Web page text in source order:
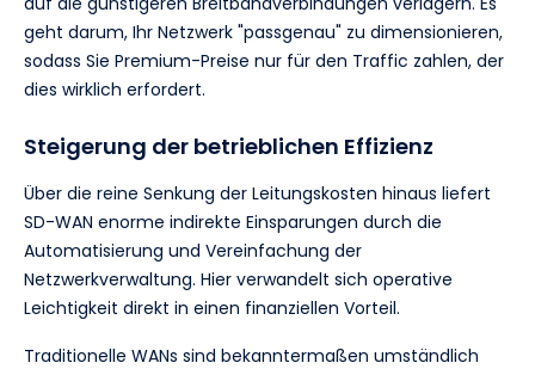
geht darum, Ihr Netzwerk "passgenau" zu dimensionieren,
sodass Sie Premium-Preise nur für den Traffic zahlen, der
dies wirklich erfordert.
Steigerung der betrieblichen Effizienz
Über die reine Senkung der Leitungskosten hinaus liefert
SD-WAN enorme indirekte Einsparungen durch die
Automatisierung und Vereinfachung der
Netzwerkverwaltung. Hier verwandelt sich operative
Leichtigkeit direkt in einen finanziellen Vorteil.
Traditionelle WANs sind bekanntermaßen umständlich